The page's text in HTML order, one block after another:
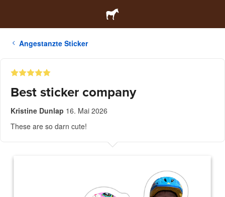
Angestanzte Sticker
Best sticker company
Kristine Dunlap 16. Mai 2026
These are so darn cute!